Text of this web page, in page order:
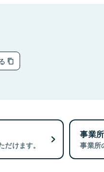
けます。
事業
事業所